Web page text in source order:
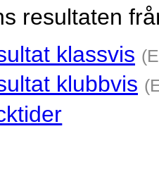
resultaten
klassvis
klubbvis